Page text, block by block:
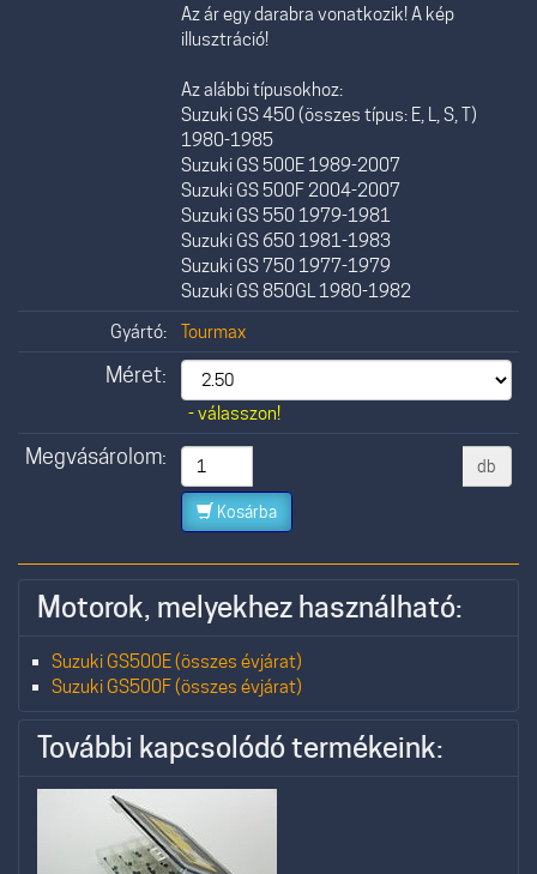
Az ár egy darabra vonatkozik! A kép
illusztráció!
Az alábbi típusokhoz:
Suzuki GS 450 (összes típus: E, L, S, T)
1980-1985
Suzuki GS 500E 1989-2007
Suzuki GS 500F 2004-2007
Suzuki GS 550 1979-1981
Suzuki GS 650 1981-1983
Suzuki GS 750 1977-1979
Suzuki GS 850GL 1980-1982
Gyártó:
Tourmax
Méret:
- válasszon!
Megvásárolom: db
Kosárba
Motorok, melyekhez használható:
Suzuki GS500E (összes évjárat)
Suzuki GS500F (összes évjárat)
További kapcsolódó termékeink: